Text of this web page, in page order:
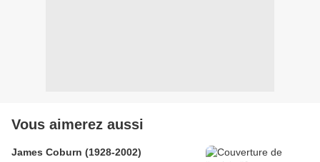
Vous aimerez aussi
James Coburn (1928-2002)